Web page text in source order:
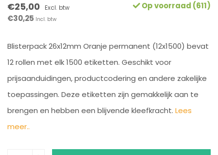
€25,00 Excl. btw
€30,25 Incl. btw
Op voorraad (611)
Blisterpack 26x12mm Oranje permanent (12x1500) bevat
12 rollen met elk 1500 etiketten. Geschikt voor
prijsaanduidingen, productcodering en andere zakelijke
toepassingen. Deze etiketten zijn gemakkelijk aan te
brengen en hebben een blijvende kleefkracht. Lees
meer..